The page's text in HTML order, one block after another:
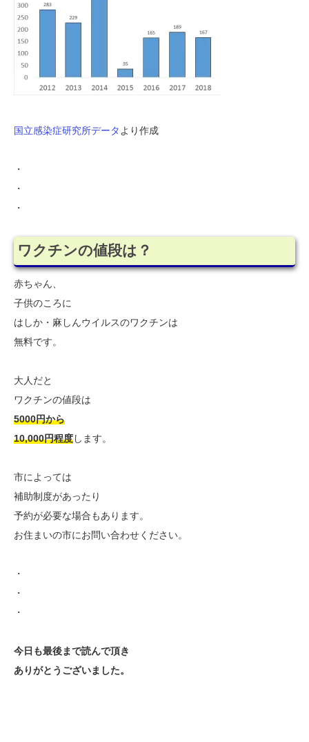
国立感染症研究所データより作成
・
・
・
ワクチンの値段は？
赤ちゃん、
子供のころに
はしか・麻しんウイルスのワクチンは
無料です。
大人だと
ワクチンの値段は
5000円から
10,000円程度します。
市によっては
補助制度があったり
予約が必要な場合もあります。
お住まいの市にお問い合わせください。
・
・
・
今日も最後まで読んで頂き
ありがとうございました。